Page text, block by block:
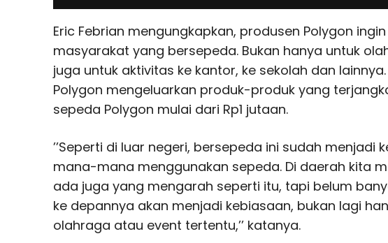
Eric Febrian mengungkapkan, produsen Polygon
masyarakat yang bersepeda. Bukan hanya untuk
juga untuk aktivitas ke kantor, ke sekolah dan
Polygon mengeluarkan produk-produk yang
sepeda Polygon mulai dari Rp1 jutaan.
’’Seperti di luar negeri, bersepeda ini sudah menjadi
mana-mana menggunakan sepeda. Di daerah kita
ada juga yang mengarah seperti itu, tapi belum
ke depannya akan menjadi kebiasaan, bukan lagi
olahraga atau event tertentu,’’ katanya.